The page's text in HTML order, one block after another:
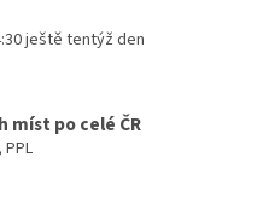
ještě tentýž den
míst po celé ČR